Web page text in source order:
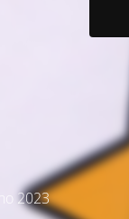
2023